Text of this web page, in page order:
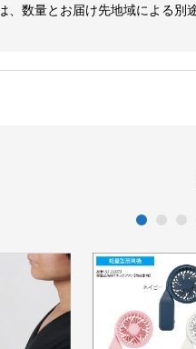
、数量とお届け先地域による別
1 2 3